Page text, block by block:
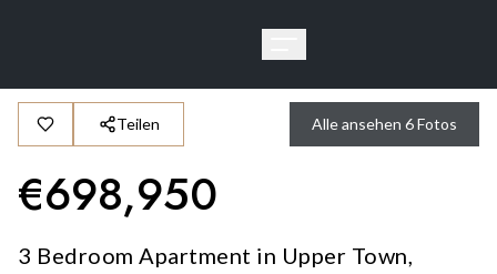
Teilen Alle ansehen 6Fotos
€698,950
3 Bedroom Apartment in Upper Town,